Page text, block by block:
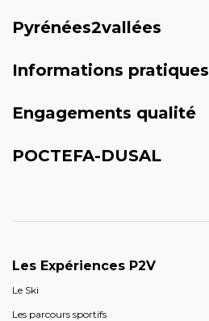
Pyrénées2vallées
Informations pratiques
Engagements qualité
POCTEFA-DUSAL
Les Expériences P2V
Le Ski
Les parcours sportifs